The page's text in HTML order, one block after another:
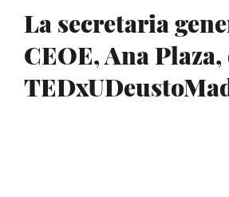
La secretaria
CEOE, Ana Plaza,